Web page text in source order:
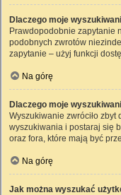
Dlaczego moje
Prawdopodobnie zapytanie
podobnych zwrotów
zapytanie – użyj funkcji
Na górę
Dlaczego moje
Wyszukiwanie zwróciło
wyszukiwania i postaraj się
oraz fora, które mają być
Na górę
Jak można wyszukać